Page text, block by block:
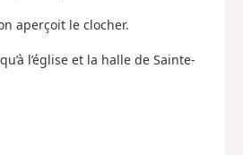
aperçoit le clocher.
l’église et la halle de Sainte-